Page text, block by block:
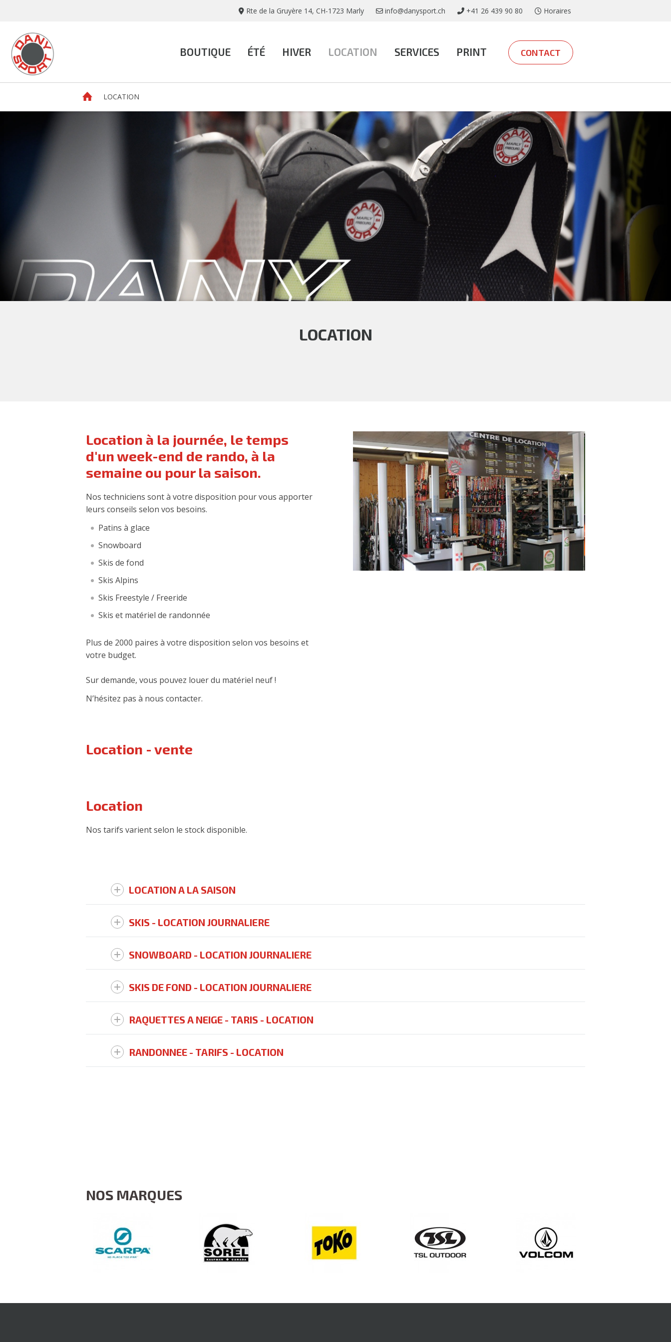
danysport.ch
Rte de la Gruyère 14, CH-1723 Marly info@danysport.ch +41 26 439 90 80 Horaires
BOUTIQUE ÉTÉ HIVER LOCATION SERVICES PRINT CONTACT
LOCATION
LOCATION
Location à la journée, le temps
d'un week-end de rando, à la
semaine ou pour la saison.
Nos techniciens sont à votre disposition pour vous apporter
leurs conseils selon vos besoins.
Patins à glace
Snowboard
Skis de fond
Skis Alpins
Skis Freestyle / Freeride
Skis et matériel de randonnée
Plus de 2000 paires à votre disposition selon vos besoins et
votre budget.
Sur demande, vous pouvez louer du matériel neuf !
N’hésitez pas à nous contacter.
Location - vente
Location
Nos tarifs varient selon le stock disponible.
LOCATION A LA SAISON
SKIS - LOCATION JOURNALIERE
SNOWBOARD - LOCATION JOURNALIERE
SKIS DE FOND - LOCATION JOURNALIERE
RAQUETTES A NEIGE - TARIS - LOCATION
RANDONNEE - TARIFS - LOCATION
NOS MARQUES